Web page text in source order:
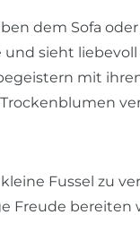
dem Sofa
sieht
mit
Fussel zu
Freude bereiten